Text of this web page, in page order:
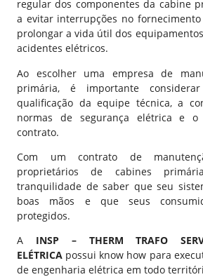
regular dos componentes da cabine
a evitar interrupções no
prolongar a vida útil dos
acidentes elétricos.
Ao escolher uma empresa de
primária, é importante
qualificação da equipe técnica, a
normas de segurança elétrica e o
contrato.
Com um contrato de
proprietários de cabines
tranquilidade de saber que seu
boas mãos e que seus
protegidos.
A INSP – THERM TRAFO
ELÉTRICA possui know how para
de engenharia elétrica em todo